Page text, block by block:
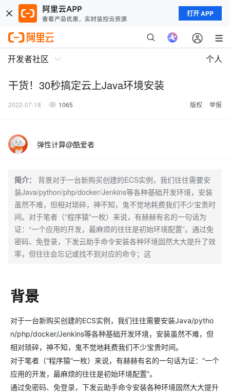
打开 APP
开发者社区 个人
干货！30秒搞定云上Java环境安装
2022-07-18 1065 版权 举报
弹性计算@酷爱者
简介：
背景对于一台新购买创建的ECS实例，我们往往需要安
装Java/python/php/docker/Jenkins等各种基础开发环境，安装
虽然不难，但相对琐碎，神不知，鬼不觉地耗费我们不少宝贵时
间。对于笔者（“程序猿”一枚）来说，有赫赫有名的一句话为
证：“一个应用的开发，最麻烦的往往是初始环境配置”。通过免
密码、免登录，下发云助手命令安装各种环境固然大大提升了效
率，但往往会忘记或找不到对应的命令；这
背景
对于一台新购买创建的ECS实例，我们往往需要安装Java/pytho
n/php/docker/Jenkins等各种基础开发环境，安装虽然不难，但
相对琐碎，神不知，鬼不觉地耗费我们不少宝贵时间。
对于笔者（“程序猿”一枚）来说，有赫赫有名的一句话为证：“一个
应用的开发，最麻烦的往往是初始环境配置”。
通过免密码、免登录， 下发云助手命令安装各种环境固然大大提升